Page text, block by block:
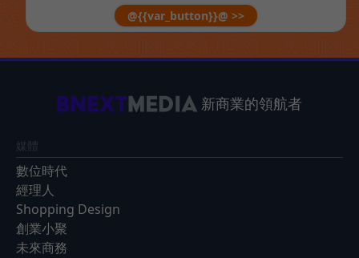
@{{var_button}}@ >>
新商業的領航者
媒體
數位時代
經理人
Shopping Design
創業小聚
未來商務